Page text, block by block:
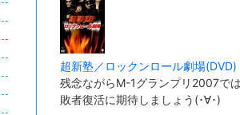
超新塾／ロックンロール劇場(DVD)
残念ながらM-1グランプリ2007で
敗者復活に期待しましょう(･∀･)